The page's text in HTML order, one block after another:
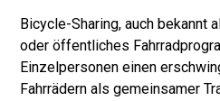
Bicycle-Sharing, auch bekannt
oder öffentliches
Einzelpersonen einen
Fahrrädern als gemeinsamer